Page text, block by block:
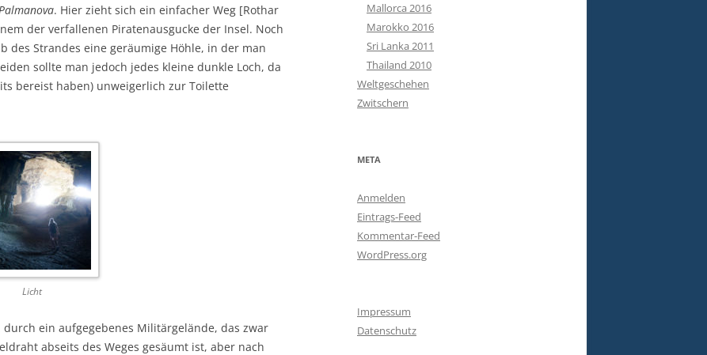
. Hier zieht sich ein einfacher Weg [Rothar
der verfallenen Piratenausgucke der Insel. Noch
des Strandes eine geräumige Höhle, in der man
sollte man jedoch jedes kleine dunkle Loch, da
bereist haben) unweigerlich zur Toilette
Licht
ein aufgegebenes Militärgelände, das zwar
abseits des Weges gesäumt ist, aber nach
Mallorca 2016
Marokko 2016
Sri Lanka 2011
Thailand 2010
Weltgeschehen
Zwitschern
META
Anmelden
Eintrags-Feed
Kommentar-Feed
WordPress.org
Impressum
Datenschutz